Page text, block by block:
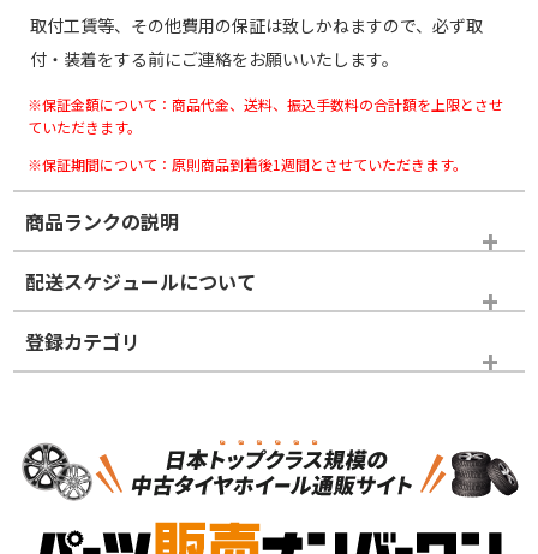
取付工賃等、その他費用の保証は致しかねますので、必ず取
付・装着をする前にご連絡をお願いいたします。
※保証金額について：商品代金、送料、振込手数料の合計額を上限とさせ
ていただきます。
※保証期間について：原則商品到着後1週間とさせていただきます。
商品ランクの説明
※商品ランクは出品者の主観により判断しておりますので、あら
かじめご了承ください。
ホイールランク
S
品）
S
新車外し品（新古
付き
配送スケジュールについて
登録カテゴリ
スタッドレスタイヤホイールセット